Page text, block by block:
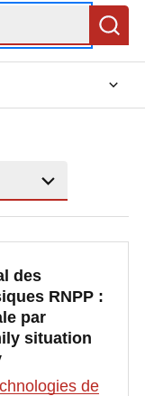
des
RNPP :
par
situation
de